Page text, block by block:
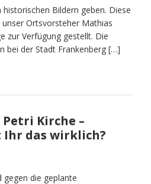
Bildern geben. Diese
Ortsvorsteher Mathias
zur Verfügung gestellt. Die
bei der Stadt Frankenberg […]
Kirche –
Ihr das wirklich?
gegen die geplante